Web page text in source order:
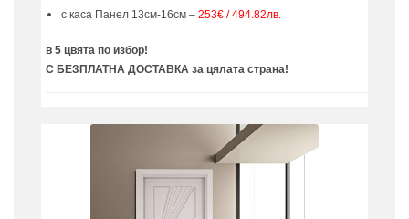
с каса Панел 13см-16см –253€ / 494.82лв.
в 5 цвята по избор!
С БЕЗПЛАТНА ДОСТАВКА за цялата страна!